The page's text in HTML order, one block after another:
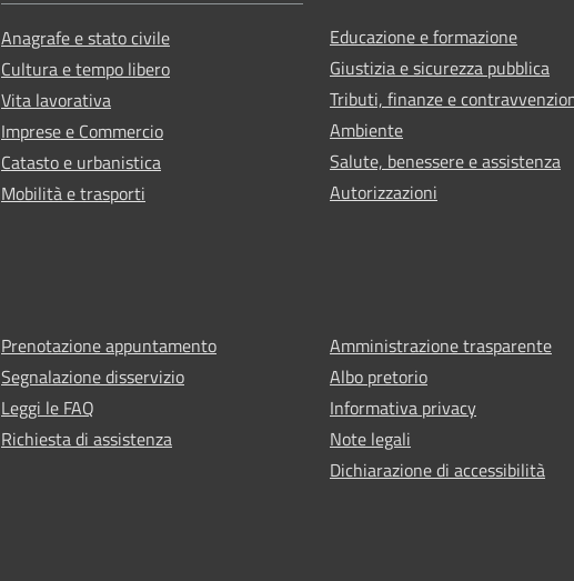
Anagrafe e stato civile
Cultura e tempo libero
Vita lavorativa
Imprese e Commercio
Catasto e urbanistica
Mobilità e trasporti
Educazione e formazione
Giustizia e sicurezza pubblica
Tributi, finanze e
Ambiente
Salute, benessere e assistenza
Autorizzazioni
Prenotazione appuntamento
Segnalazione disservizio
Leggi le FAQ
Richiesta di assistenza
Amministrazione trasparente
Albo pretorio
Informativa privacy
Note legali
Dichiarazione di accessibilità